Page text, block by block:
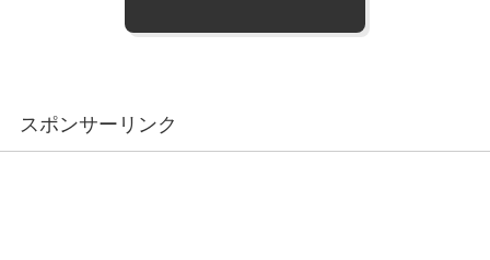
スポンサーリンク